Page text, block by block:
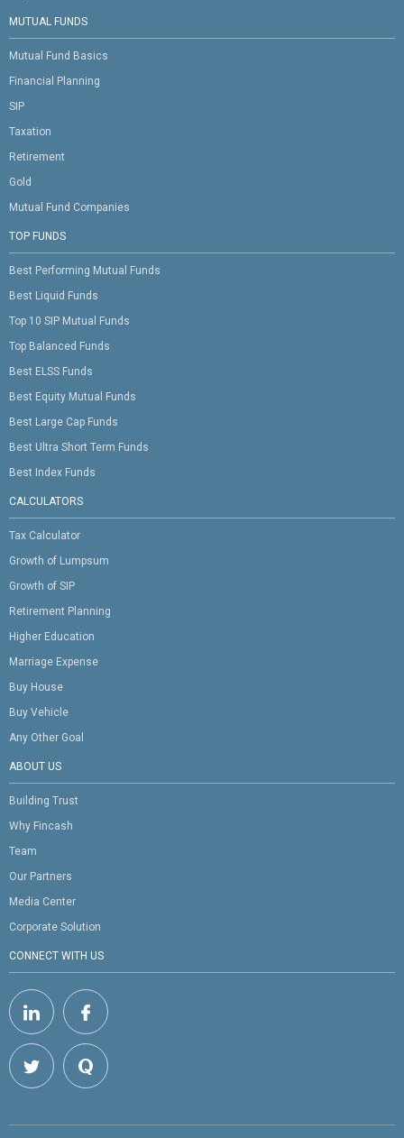
MUTUAL FUNDS
Mutual Fund Basics
Financial Planning
SIP
Taxation
Retirement
Gold
Mutual Fund Companies
TOP FUNDS
Best Performing Mutual Funds
Best Liquid Funds
Top 10 SIP Mutual Funds
Top Balanced Funds
Best ELSS Funds
Best Equity Mutual Funds
Best Large Cap Funds
Best Ultra Short Term Funds
Best Index Funds
CALCULATORS
Tax Calculator
Growth of Lumpsum
Growth of SIP
Retirement Planning
Higher Education
Marriage Expense
Buy House
Buy Vehicle
Any Other Goal
ABOUT US
Building Trust
Why Fincash
Team
Our Partners
Media Center
Corporate Solution
CONNECT WITH US